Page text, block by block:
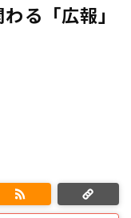
る「広報」